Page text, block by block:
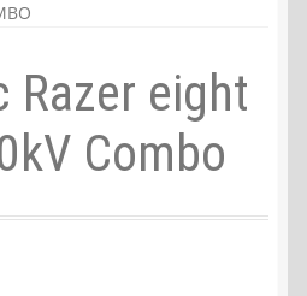
und Umwelt
Razer eight
Combo